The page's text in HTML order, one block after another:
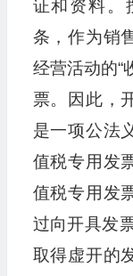
证和资料。
条，作为销
经营活动的“
票。因此，
是一项公法
值税专用发
值税专用发
过向开具发
取得虚开的